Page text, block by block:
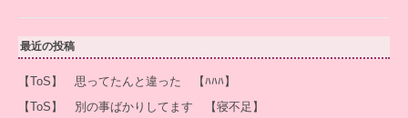
最近の投稿
【ToS】 思ってたんと違った 【ﾊﾊﾊ】
【ToS】 別の事ばかりしてます 【寝不足】